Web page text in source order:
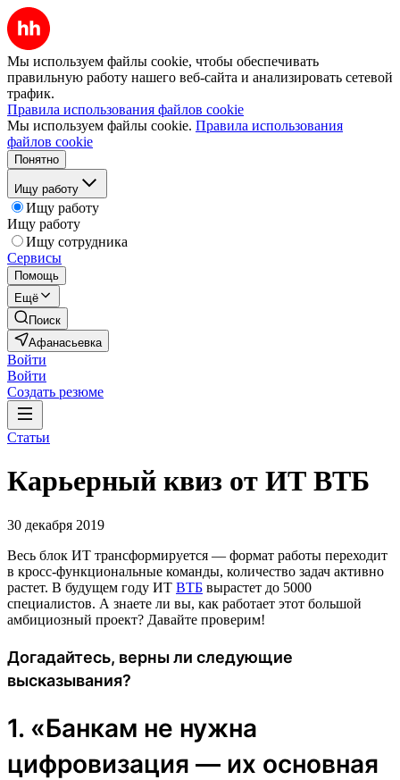
Мы используем файлы cookie, чтобы обеспечивать
правильную работу нашего веб-сайта и анализировать сетевой
трафик.
Правила использования файлов cookie
Мы используем файлы cookie. Правила использования
файлов cookie
Понятно
Ищу работу
Ищу работу
Ищу работу
Ищу сотрудника
Сервисы
Помощь
Ещё
Поиск
Афанасьевка
Войти
Войти
Создать резюме
Статьи
Карьерный квиз от ИТ ВТБ
30 декабря 2019
Весь блок ИТ трансформируется — формат работы переходит
в кросс-функциональные команды, количество задач активно
растет. В будущем году ИТ ВТБ вырастет до 5000
специалистов. А знаете ли вы, как работает этот большой
амбициозный проект? Давайте проверим!
Догадайтесь, верны ли следующие
высказывания?
1. «Банкам не нужна
цифровизация — их основная